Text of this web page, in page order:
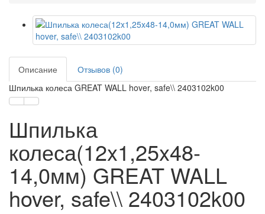
Описание
Отзывов (0)
Шпилька колеса GREAT WALL hover, safe\\ 2403102k00
Шпилька
колеса(12x1,25x48-
14,0мм) GREAT WALL
hover, safe\\ 2403102k00